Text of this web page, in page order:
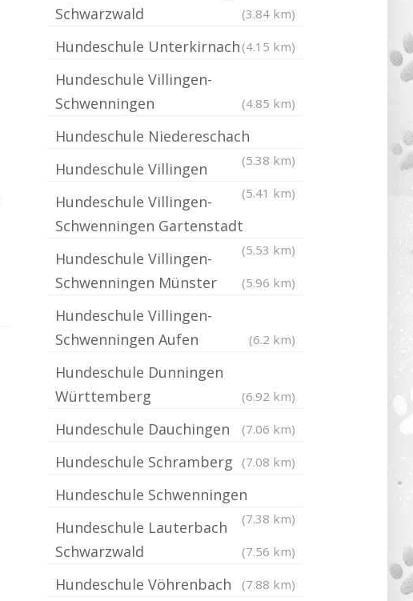
Schwarzwald
(3.84 km)
Hundeschule Unterkirnach (4.15 km)
Hundeschule Villingen-
Schwenningen
(4.85 km)
Hundeschule Niedereschach
(5.38 km)
Hundeschule Villingen
(5.41 km)
Hundeschule Villingen-
Schwenningen Gartenstadt
(5.53 km)
Hundeschule Villingen-
Schwenningen Münster
(5.96 km)
Hundeschule Villingen-
Schwenningen Aufen
(6.2 km)
Hundeschule Dunningen
Württemberg
(6.92 km)
Hundeschule Dauchingen (7.06 km)
Hundeschule Schramberg (7.08 km)
Hundeschule Schwenningen
(7.38 km)
Hundeschule Lauterbach
Schwarzwald
(7.56 km)
Hundeschule Vöhrenbach (7.88 km)